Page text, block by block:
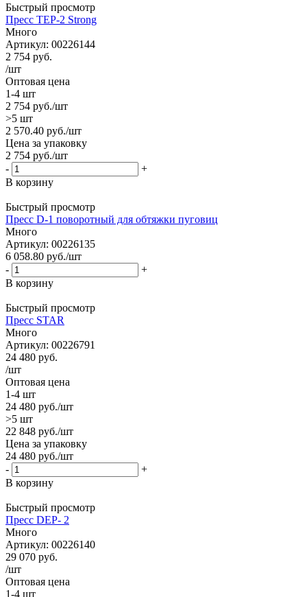
Быстрый просмотр
Пресс TEP-2 Strong
Много
Артикул: 00226144
2 754 руб.
/шт
Оптовая цена
1-4 шт
2 754 руб./шт
>5 шт
2 570.40 руб./шт
Цена за упаковку
2 754 руб./шт
-
+
В корзину
Быстрый просмотр
Пресс D-1 поворотный для обтяжки пуговиц
Много
Артикул: 00226135
6 058.80 руб./шт
-
+
В корзину
Быстрый просмотр
Пресс STAR
Много
Артикул: 00226791
24 480 руб.
/шт
Оптовая цена
1-4 шт
24 480 руб./шт
>5 шт
22 848 руб./шт
Цена за упаковку
24 480 руб./шт
-
+
В корзину
Быстрый просмотр
Пресс DEP- 2
Много
Артикул: 00226140
29 070 руб.
/шт
Оптовая цена
1-4 шт